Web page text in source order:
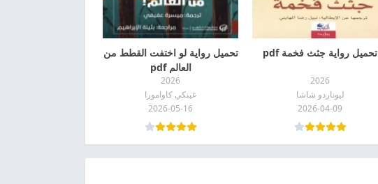
تحميل رواية جثث فخمة pdf
2026
ليوناردو شاشا
2026-04-09
تحميل رواية لو اختفت القطط من
العالم pdf
2026
غينكي كاوامورا
2026-05-16